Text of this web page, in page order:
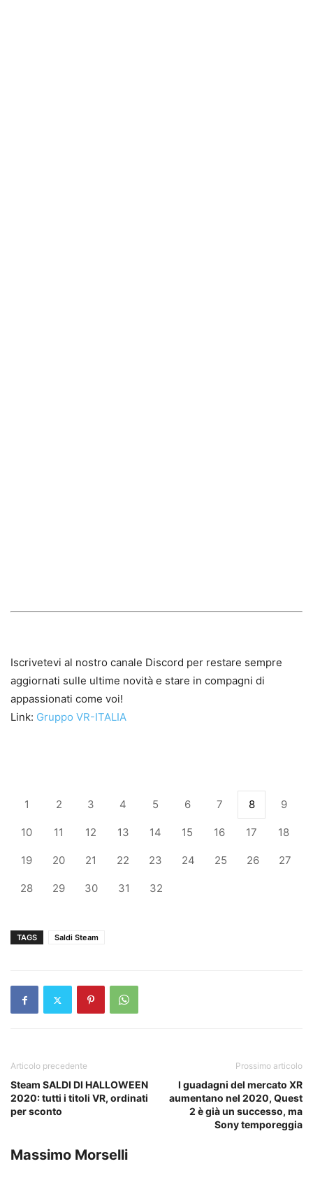
Iscrivetevi al nostro canale Discord per restare sempre
aggiornati sulle ultime novità e stare in compagni di
appassionati come voi!
Link: Gruppo VR-ITALIA
1 2 3 4 5 6 7 8 9
10 11 12 13 14 15 16 17 18
19 20 21 22 23 24 25 26 27
28 29 30 31 32
TAGS Saldi Steam
Articolo precedente
Steam SALDI DI HALLOWEEN
2020: tutti i titoli VR, ordinati
per sconto
Prossimo articolo
I guadagni del mercato XR
aumentano nel 2020, Quest
2 è già un successo, ma
Sony temporeggia
Massimo Morselli